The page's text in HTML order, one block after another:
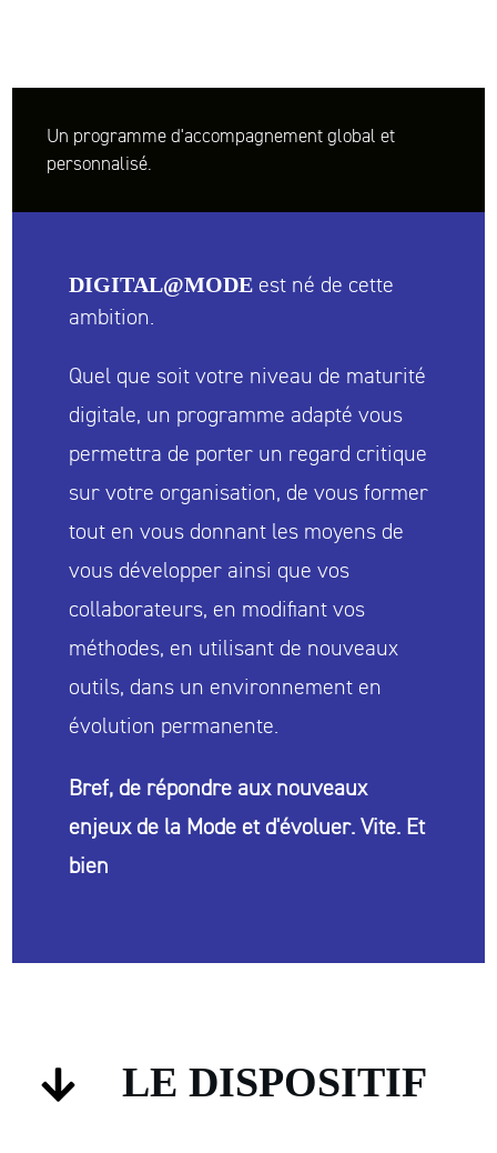
Un programme d'accompagnement global et
personnalisé.
DIGITAL@MODE est né de cette
ambition.
Quel que soit votre niveau de maturité
digitale, un programme adapté vous
permettra de porter un regard critique
sur votre organisation, de vous former
tout en vous donnant les moyens de
vous développer ainsi que vos
collaborateurs, en modifiant vos
méthodes, en utilisant de nouveaux
outils, dans un environnement en
évolution permanente.
Bref, de répondre aux nouveaux
enjeux de la Mode et d'évoluer. Vite. Et
bien
LE DISPOSITIF